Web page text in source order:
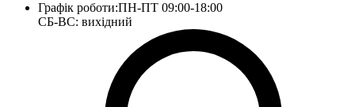
Графік роботи:ПН-ПТ 09:00-18:00
СБ-ВС: вихідний